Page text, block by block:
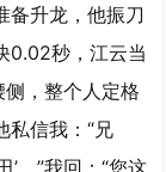
备升龙，他振刀
0.02秒，江云当
侧，整个人定格
私信我：“兄
。”我回：“您这